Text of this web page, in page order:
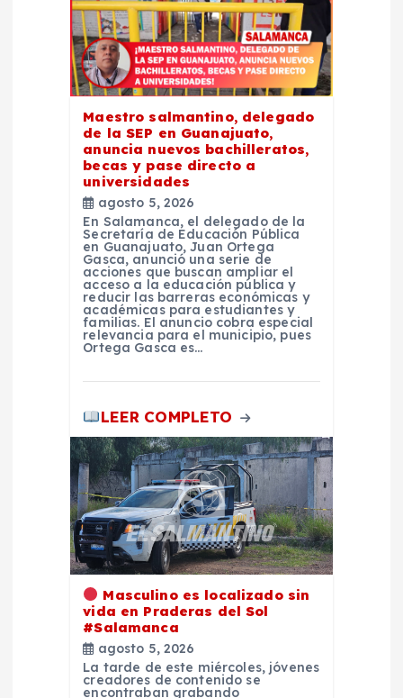
Maestro salmantino, delegado
de la SEP en Guanajuato,
anuncia nuevos bachilleratos,
becas y pase directo a
universidades
agosto 5, 2026
En Salamanca, el delegado de la
Secretaría de Educación Pública
en Guanajuato, Juan Ortega
Gasca, anunció una serie de
acciones que buscan ampliar el
acceso a la educación pública y
reducir las barreras económicas y
académicas para estudiantes y
familias. El anuncio cobra especial
relevancia para el municipio, pues
Ortega Gasca es…
LEER COMPLETO
Masculino es localizado sin
vida en Praderas del Sol
#Salamanca
agosto 5, 2026
La tarde de este miércoles, jóvenes
creadores de contenido se
encontraban grabando